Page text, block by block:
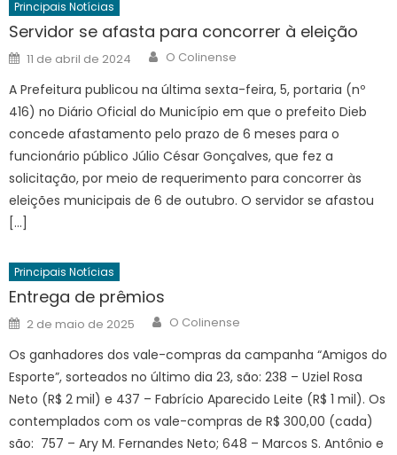
Principais Notícias
Servidor se afasta para concorrer à eleição
Posted
on
11 de abril de 2024 Author
O Colinense
A Prefeitura publicou na última sexta-feira, 5, portaria (nº
416) no Diário Oficial do Município em que o prefeito Dieb
concede afastamento pelo prazo de 6 meses para o
funcionário público Júlio César Gonçalves, que fez a
solicitação, por meio de requerimento para concorrer às
eleições municipais de 6 de outubro. O servidor se afastou
[…]
Principais Notícias
Entrega de prêmios
Posted
on
2 de maio de 2025 Author
O Colinense
Os ganhadores dos vale-compras da campanha “Amigos do
Esporte”, sorteados no último dia 23, são: 238 – Uziel Rosa
Neto (R$ 2 mil) e 437 – Fabrício Aparecido Leite (R$ 1 mil). Os
contemplados com os vale-compras de R$ 300,00 (cada)
são: 757 – Ary M. Fernandes Neto; 648 – Marcos S. Antônio e